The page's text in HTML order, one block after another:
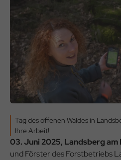
Tag des offenen Waldes in
Ihre Arbeit!
03. Juni 2025, Landsberg am
und Förster des Forstbetriebs